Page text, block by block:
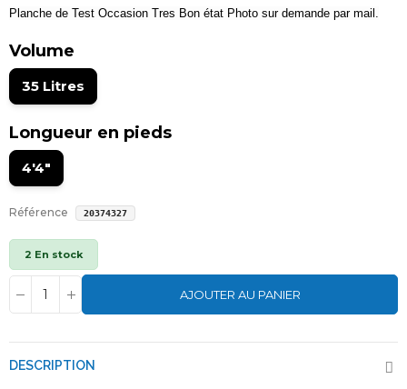
Planche de Test Occasion Tres Bon état Photo sur demande par mail.
Volume
35 Litres
Longueur en pieds
4'4"
Référence 20374327
2 En stock
AJOUTER AU PANIER
DESCRIPTION